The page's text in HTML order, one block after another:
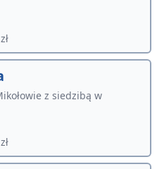
z siedzibą w